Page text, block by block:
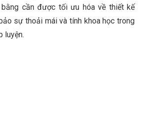
bằng cần được tối ưu hóa về thiết kế
sự thoải mái và tính khoa học trong
luyện.